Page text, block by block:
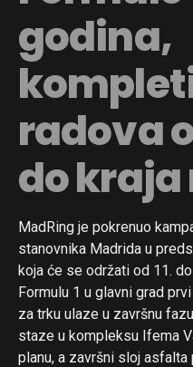
godina,
radova
do
MadRing je pokrenuo
stanovnika Madrida u
koja će se održati od 11.
Formulu 1 u glavni grad
za trku ulaze u završnu
staze u kompleksu Ifema
planu, a završni sloj